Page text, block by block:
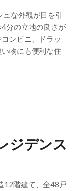
な外観が目を引
分の立地の良さが
ンビニ、ドラッ
物にも便利な住
ジデンス
12階建て、全48戸